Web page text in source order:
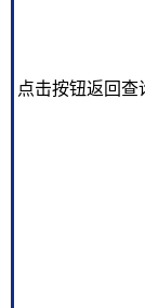
点击按钮返回查